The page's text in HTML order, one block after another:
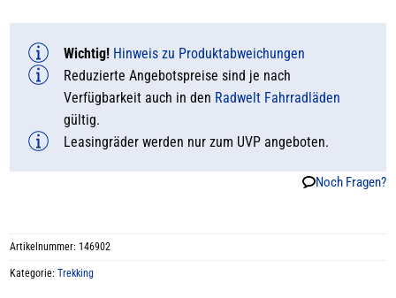
Wichtig! Hinweis zu Produktabweichungen
Reduzierte Angebotspreise sind je nach
Verfügbarkeit auch in den Radwelt Fahrradläden
gültig.
Leasingräder werden nur zum UVP angeboten.
Noch Fragen?
Artikelnummer: 146902
Kategorie:Trekking